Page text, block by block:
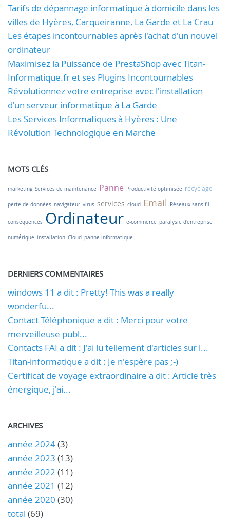
Tarifs de dépannage informatique à domicile dans les
villes de Hyères, Carqueiranne, La Garde et La Crau
Les étapes incontournables après l'achat d'un nouvel
ordinateur
Maximisez la Puissance de PrestaShop avec Titan-
Informatique.fr et ses Plugins Incontournables
Révolutionnez votre entreprise avec l'installation
d'un serveur informatique à La Garde
Les Services Informatiques à Hyères : Une
Révolution Technologique en Marche
MOTS CLÉS
marketing Services de maintenance Panne Productivité optimisée recyclage
perte de données navigateur virus services cloud Email Réseaux sans fil
conséquences Ordinateur e-commerce paralysie d'entreprise
numérique installation Cloud panne informatique
DERNIERS COMMENTAIRES
windows 11 a dit : Pretty! This was a really
wonderfu...
Contact Téléphonique a dit : Merci pour votre
merveilleuse publ...
Contacts FAI a dit : J'ai lu tellement d'articles sur l...
Titan-informatique a dit : Je n'espère pas ;-)
Certificat de voyage extraordinaire a dit : Article très
énergique, j'ai...
ARCHIVES
année 2024(3)
année 2023 (13)
année 2022 (11)
année 2021 (12)
année 2020 (30)
total (69)